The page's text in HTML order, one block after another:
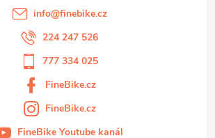
info@finebike.cz
224 247 526
777 334 025
FineBike.cz
FineBike.cz
FineBike Youtube kanál